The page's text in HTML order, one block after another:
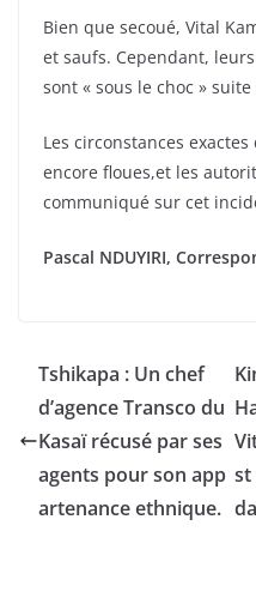
Bien que secoué, Vital
et saufs. Cependant,
sont « sous le choc »
Les circonstances
encore floues,et les
communiqué sur cet
Pascal NDUYIRI,
Tshikapa : Un chef
d’agence Transco du
Kasaï récusé par ses
agents pour son app
artenance ethnique.
st